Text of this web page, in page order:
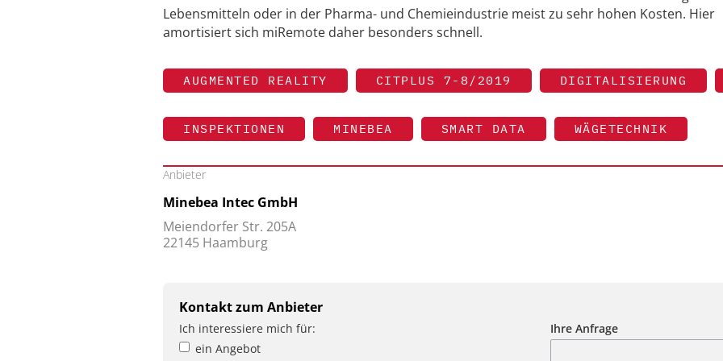
Lebensmitteln oder in der Pharma- und Chemieindustrie meist zu sehr hohen Kosten. Hier
amortisiert sich miRemote daher besonders schnell.
AUGMENTED REALITY CITPLUS 7-8/2019 DIGITALISIERUNG
INSPEKTIONEN MINEBEA SMART DATA WÄGETECHNIK
Anbieter
Minebea Intec GmbH
Meiendorfer Str. 205A
22145 Haamburg
Kontakt zum Anbieter
Ich interessiere mich für:
ein Angebot
Ihre Anfrage